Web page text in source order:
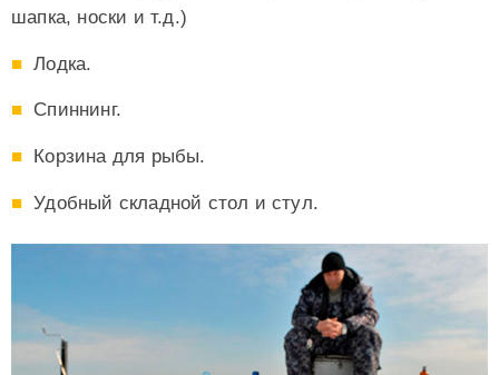
шапка, носки и т.д.)
Лодка.
Спиннинг.
Корзина для рыбы.
Удобный складной стол и стул.